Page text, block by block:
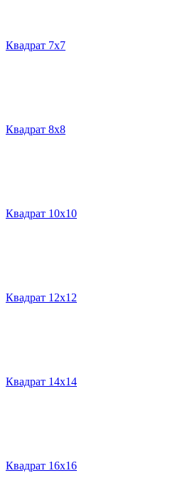
Квадрат 7х7
Квадрат 8х8
Квадрат 10х10
Квадрат 12х12
Квадрат 14х14
Квадрат 16х16